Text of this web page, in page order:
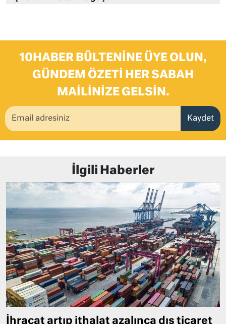
10HABER BÜLTENINE ÜYE OLUN,
GÜNDEM ÖZETI HER SABAH
MAILINIZE GELSIN.
Kaydet
İlgili Haberler
İhracat artıp ithalat azalınca dış ticaret